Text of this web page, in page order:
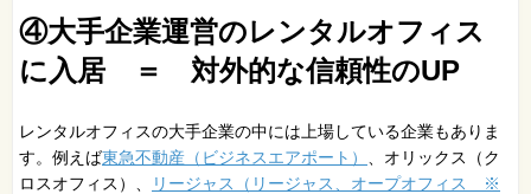
④大手企業運営のレンタルオフィス
に入居 ＝ 対外的な信頼性のUP
レンタルオフィスの大手企業の中には上場している企業もありま
す。例えば東急不動産（ビジネスエアポート）
、オリックス（ク
ロスオフィス）、
リージャス（リージャス、オープオフィス ※